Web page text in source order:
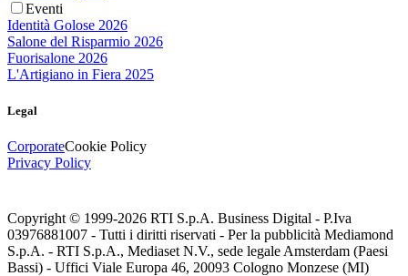
Eventi
Identità Golose 2026
Salone del Risparmio 2026
Fuorisalone 2026
L'Artigiano in Fiera 2025
Legal
CorporateCookie Policy
Privacy Policy
Copyright © 1999-2026 RTI S.p.A. Business Digital - P.Iva
03976881007 - Tutti i diritti riservati - Per la pubblicità Mediamond
S.p.A. - RTI S.p.A., Mediaset N.V., sede legale Amsterdam (Paesi
Bassi) - Uffici Viale Europa 46, 20093 Cologno Monzese (MI)